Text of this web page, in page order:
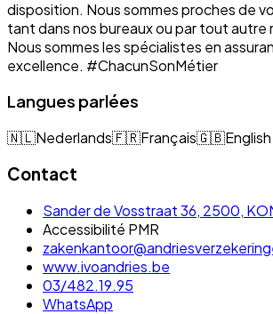
disposition. Nous sommes proches de
tant dans nos bureaux ou par tout autre
Nous sommes les spécialistes en
excellence. #ChacunSonMétier
Langues parlées
🇳🇱Nederlands🇫🇷Français🇬🇧English
Contact
Sander de Vosstraat 36, 2500,
Accessibilité PMR
www.ivoandries.be
03/482.19.95
WhatsApp